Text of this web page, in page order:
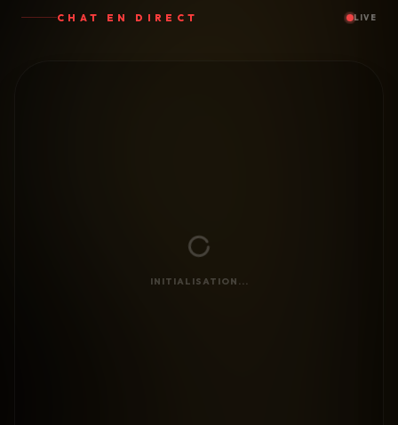
CHAT EN DIRECT LIVE
INITIALISATION...